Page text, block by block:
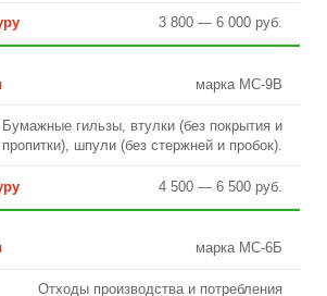
3 800 — 6 000 руб.
марка МС-9В
Бумажные гильзы, втулки (без покрытия и
пропитки), шпули (без стержней и пробок).
4 500 — 6 500 руб.
марка МС-6Б
Отходы производства и потребления